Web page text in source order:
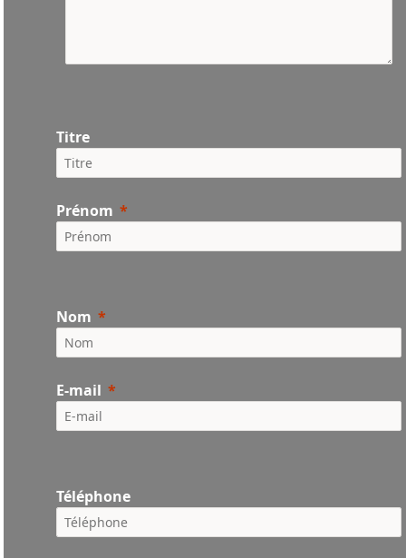
Titre
Prénom
Nom
E-mail
Téléphone